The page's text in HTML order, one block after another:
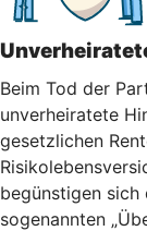
Beim Tod der
unverheiratete
gesetzlichen
begünstigen
sogenannten